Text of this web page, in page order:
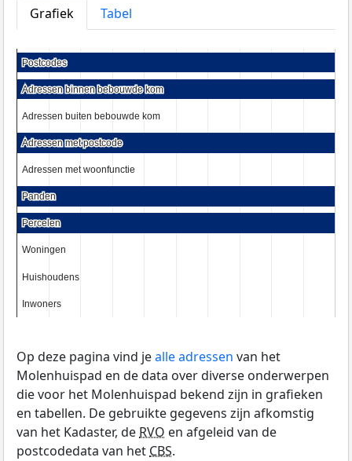
Grafiek
Tabel
Postcodes
Postcodes
Adressen binnen bebouwde kom
Adressen binnen bebouwde kom
Adressen buiten bebouwde kom
Adressen buiten bebouwde kom
Adressen met postcode
Adressen met postcode
Adressen met woonfunctie
Adressen met woonfunctie
Panden
Panden
Percelen
Percelen
Woningen
Woningen
Huishoudens
Huishoudens
Inwoners
Inwoners
Op deze pagina vind jealle adressen van het
Molenhuispad en de data over diverse onderwerpen
die voor het Molenhuispad bekend zijn in grafieken
en tabellen. De gebruikte gegevens zijn afkomstig
van het Kadaster, deRVO en afgeleid van de
postcodedata van hetCBS.